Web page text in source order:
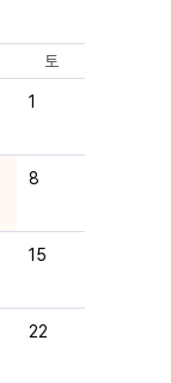
토
1
8
15
22